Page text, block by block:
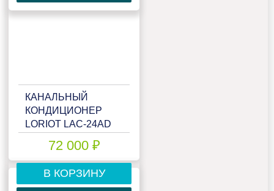
КАНАЛЬНЫЙ
КОНДИЦИОНЕР
LORIOT LAC-24AD
72 000 ₽
В КОРЗИНУ